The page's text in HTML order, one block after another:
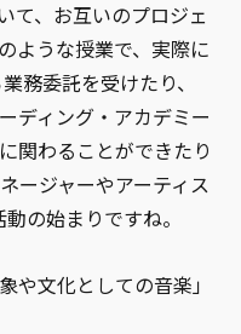
て、お互いのプロジェ
ような授業で、実際に
務委託を受けたり、
ディング・アカデミー
関わることができたり
ージャーやアーティス
の始まりですね。
や文化としての音楽」